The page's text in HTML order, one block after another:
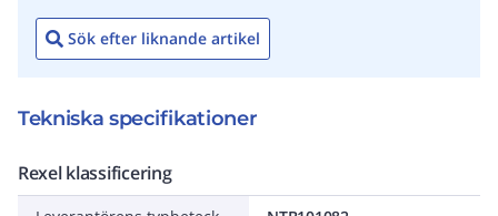
Sök efter liknande artikel
Tekniska specifikationer
Rexel klassificering